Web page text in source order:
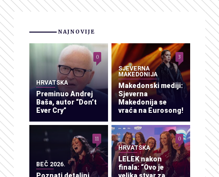
NAJNOVIJE
HRVATSKA
Preminuo Andrej
Baša, autor “Don’t
Ever Cry”
0
SJEVERNA
MAKEDONIJA
Makedonski mediji:
Sjeverna
Makedonija se
vraća na Eurosong!
3
BEČ 2026.
11
HRVATSKA
LELEK nakon
finala: “Ovo je
0